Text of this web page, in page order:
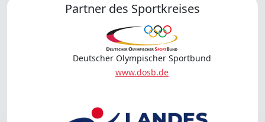
Partner des Sportkreises
Deutscher Olympischer Sportbund
www.dosb.de